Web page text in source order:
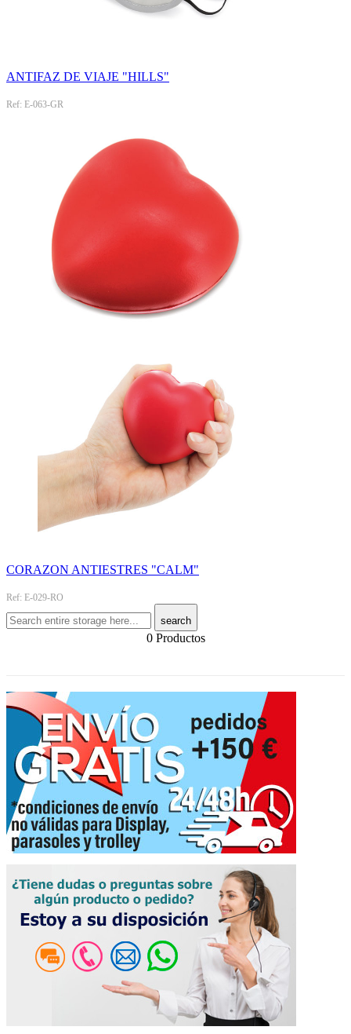
ANTIFAZ DE VIAJE "HILLS"
Ref: E-063-GR
CORAZON ANTIESTRES "CALM"
Ref: E-029-RO
search
0 Productos